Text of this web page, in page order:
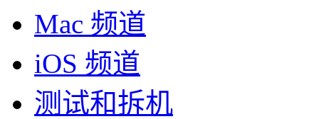
Mac 频道
iOS 频道
测试和拆机